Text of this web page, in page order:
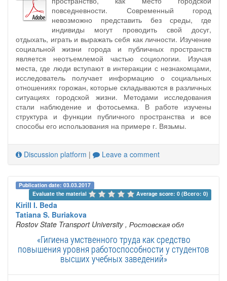
повседневности. Современный город
невозможно представить без среды, где
индивиды могут проводить свой досуг,
отдыхать, играть и выражать себя как личности. Изучение
социальной жизни города и публичных пространств
является неотъемлемой частью социологии. Изучая
места, где люди вступают в интеракции с незнакомцами,
исследователь получает информацию о социальных
отношениях горожан, которые складываются в различных
ситуациях городской жизни. Методами исследования
стали наблюдение и фотосьемка. В работе изучены
структура и функции публичного пространства и все
способы его использования на примере г. Вязьмы.
Discussion platform | Leave a comment
Publication date: 03.03.2017
Evaluate the material
Average score: 0 (Всего: 0)
Kirill I. Beda
Tatiana S. Buriakova
Rostov State Transport University , Ростовская обл
«Гигиена умственного труда как средство
повышения уровня работоспособности у студентов
высших учебных заведений»